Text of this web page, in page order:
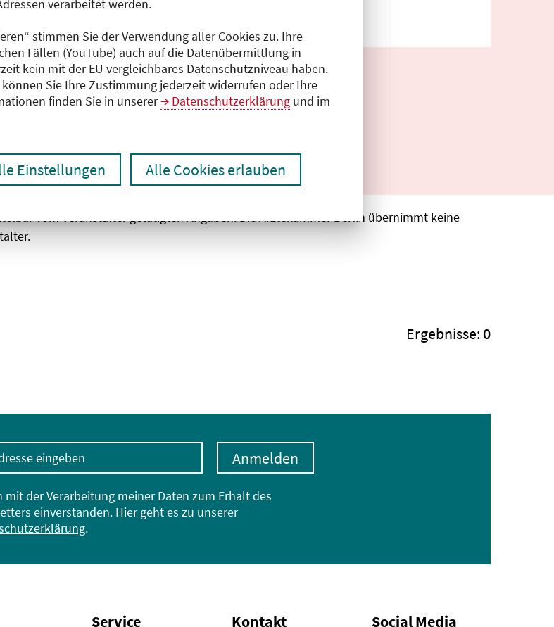
verarbeitet werden.
stimmen Sie der Verwendung aller Cookies zu. Ihre
Fällen (YouTube) auch auf die Datenübermittlung in
kein mit der EU vergleichbares Datenschutzniveau haben.
Sie Ihre Zustimmung jederzeit widerrufen oder Ihre
finden Sie in unserer
Datenschutzerklärung und im
Einstellungen Alle Cookies erlauben
drucken
vom Veranstalter getätigten Angaben. Die Ärztekammer Berlin übernimmt keine
Ergebnisse:0
eingeben
mit der Verarbeitung meiner Daten zum Erhalt des
einverstanden. Hier geht es zu unserer
.
Anmelden
Service Kontakt Social Media